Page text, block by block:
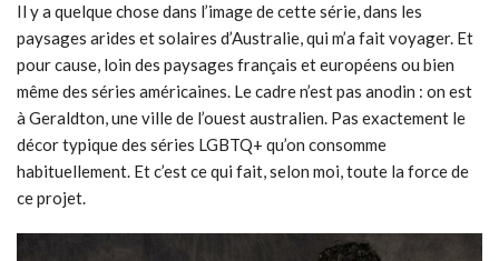
Il y a quelque chose dans l’image de cette série, dans les
paysages arides et solaires d’Australie, qui m’a fait voyager. Et
pour cause, loin des paysages français et européens ou bien
même des séries américaines. Le cadre n’est pas anodin : on est
à Geraldton, une ville de l’ouest australien. Pas exactement le
décor typique des séries LGBTQ+ qu’on consomme
habituellement. Et c’est ce qui fait, selon moi, toute la force de
ce projet.